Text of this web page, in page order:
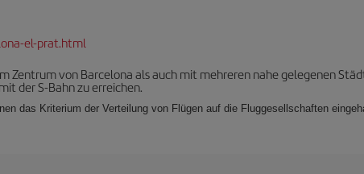
el-prat.html
Zentrum von Barcelona als auch mit mehreren nahe gelegenen
der S-Bahn zu erreichen.
das Kriterium der Verteilung von Flügen auf die Fluggesellschaften